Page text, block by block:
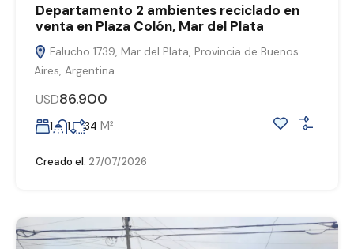
Departamento 2 ambientes reciclado en
venta en Plaza Colón, Mar del Plata
Falucho 1739, Mar del Plata, Provincia de Buenos
Aires, Argentina
USD86.900
1 1 34 M²
Creado el: 27/07/2026